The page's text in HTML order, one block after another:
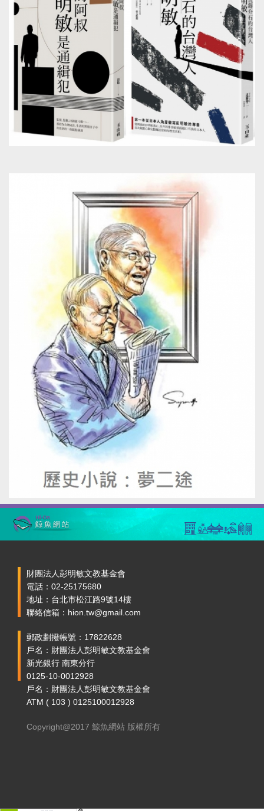
財團法人彭明敏文教基金會
電話：02-25175680
地址：台北市松江路9號14樓
聯絡信箱：hion.tw@gmail.com
郵政劃撥帳號：17822628
戶名：財團法人彭明敏文教基金會
新光銀行 南東分行
0125-10-0012928
戶名：財團法人彭明敏文教基金會
ATM ( 103 ) 0125100012928
Copyright@2017 鯨魚網站 版權所有